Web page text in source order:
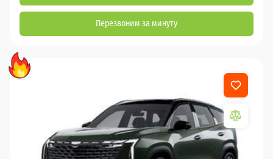
Перезвоним за минуту